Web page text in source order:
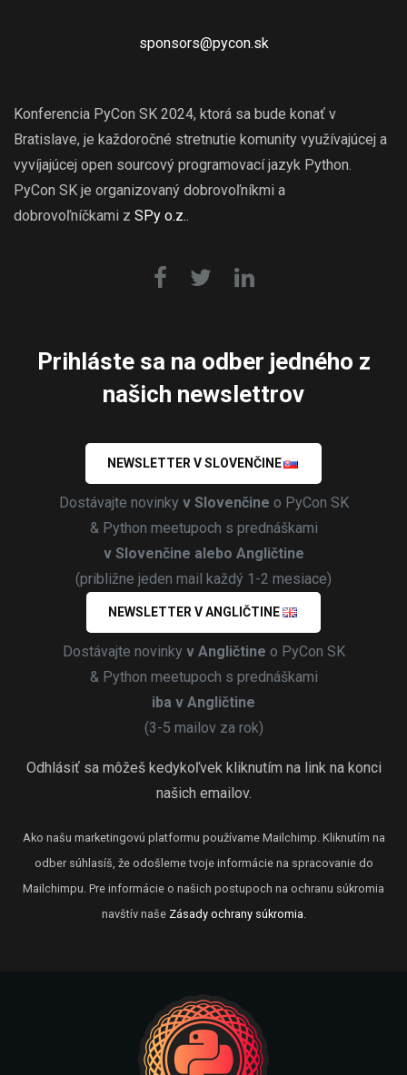
sponsors@pycon.sk
Konferencia PyCon SK 2024, ktorá sa bude konať v
Bratislave, je každoročné stretnutie komunity využívajúcej a
vyvíjajúcej open sourcový programovací jazyk Python.
PyCon SK je organizovaný dobrovoľníkmi a
dobrovoľníčkami z SPy o.z.
Prihláste sa na odber jedného z
našich newslettrov
NEWSLETTER V SLOVENČINE
Dostávajte novinky v Slovenčine o PyCon SK
& Python meetupoch s prednáškami
v Slovenčine alebo Angličtine
(približne jeden mail každý 1-2 mesiace)
NEWSLETTER V ANGLIČTINE
Dostávajte novinky v Angličtine o PyCon SK
& Python meetupoch s prednáškami
iba v Angličtine
(3-5 mailov za rok)
Odhlásiť sa môžeš kedykoľvek kliknutím na link na konci
našich emailov.
Ako našu marketingovú platformu používame Mailchimp. Kliknutím na
odber súhlasíš, že odošleme tvoje informácie na spracovanie do
Mailchimpu. Pre informácie o našich postupoch na ochranu súkromia
navštív naše Zásady ochrany súkromia